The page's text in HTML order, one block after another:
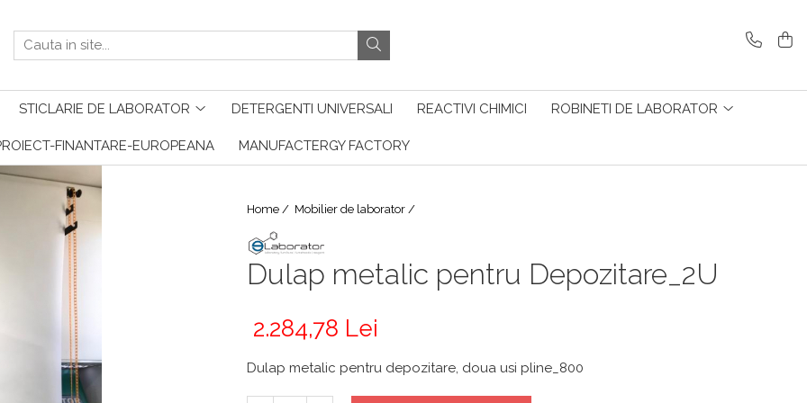
STICLARIE DE LABORATOR DETERGENTI UNIVERSALI REACTIVI CHIMICI ROBINETI DE LABORATOR
FINANTARE-EUROPEANA MANUFACTERGY FACTORY
Home / Mobilier de laborator /
Dulap metalic pentru Depozitare_2U
2.284,78 Lei
Dulap metalic pentru depozitare, doua usi pline_800